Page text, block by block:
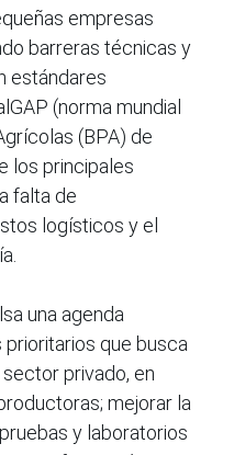
empresas
barreras técnicas y
estándares
(norma mundial
(BPA) de
los principales
falta de
logísticos y el
una agenda
que busca
privado, en
mejorar la
y laboratorios